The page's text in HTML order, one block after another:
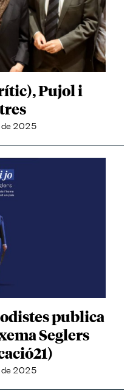
Pujol i
de 2025
publica
Seglers
de 2025